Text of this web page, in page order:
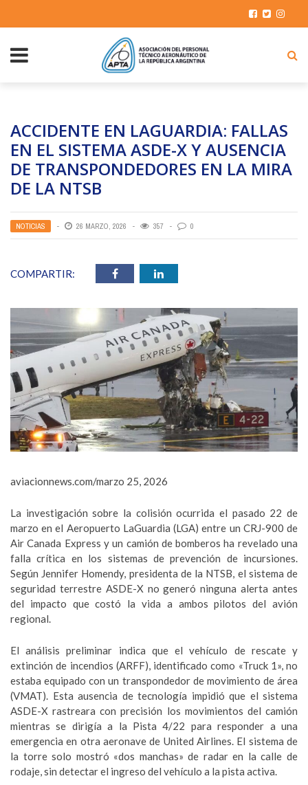
ACCIDENTE EN LAGUARDIA: FALLAS
EN EL SISTEMA ASDE-X Y AUSENCIA
DE TRANSPONDEDORES EN LA MIRA
DE LA NTSB
NOTICIAS 26 MARZO, 2026 357 0
COMPARTIR:
aviacionnews.com/marzo 25, 2026
La investigación sobre la colisión ocurrida el pasado 22 de
marzo en el Aeropuerto LaGuardia (LGA) entre un CRJ-900 de
Air Canada Express y un camión de bomberos ha revelado una
falla crítica en los sistemas de prevención de incursiones.
Según Jennifer Homendy, presidenta de la NTSB, el sistema de
seguridad terrestre ASDE-X no generó ninguna alerta antes
del impacto que costó la vida a ambos pilotos del avión
regional.
El análisis preliminar indica que el vehículo de rescate y
extinción de incendios (ARFF), identificado como «Truck 1», no
estaba equipado con un transpondedor de movimiento de área
(VMAT). Esta ausencia de tecnología impidió que el sistema
ASDE-X rastreara con precisión los movimientos del camión
mientras se dirigía a la Pista 4/22 para responder a una
emergencia en otra aeronave de United Airlines. El sistema de
la torre solo mostró «dos manchas» de radar en la calle de
rodaje, sin detectar el ingreso del vehículo a la pista activa.